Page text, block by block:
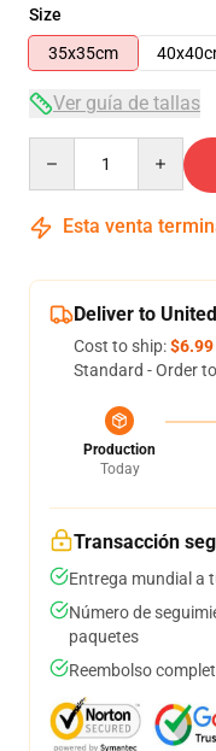
Size
35x35cm
Ver guía de tallas
Esta venta
Deliver to
Cost to ship:$6.99
Standard - Order
Production
Today
Transacción
Entrega mundial a
Número de
paquetes
Reembolso